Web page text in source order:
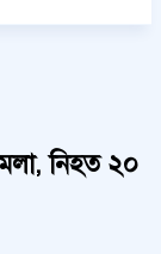
নিহত ২০